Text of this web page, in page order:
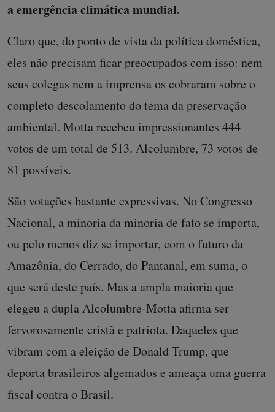
a emergência climática mundial.
Claro que, do ponto de vista da política doméstica,
eles não precisam ficar preocupados com isso: nem
seus colegas nem a imprensa os cobraram sobre o
completo descolamento do tema da preservação
ambiental. Motta recebeu impressionantes 444
votos de um total de 513. Alcolumbre, 73 votos de
81 possíveis.
São votações bastante expressivas. No Congresso
Nacional, a minoria da minoria de fato se importa,
ou pelo menos diz se importar, com o futuro da
Amazônia, do Cerrado, do Pantanal, em suma, o
que será deste país. Mas a ampla maioria que
elegeu a dupla Alcolumbre-Motta afirma ser
fervorosamente cristã e patriota. Daqueles que
vibram com a eleição de Donald Trump, que
deporta brasileiros algemados e ameaça uma guerra
fiscal contra o Brasil.